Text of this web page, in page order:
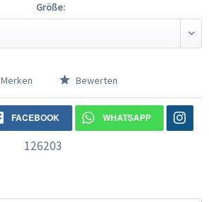
Größe:
Merken Bewerten
FACEBOOK WHATSAPP
126203